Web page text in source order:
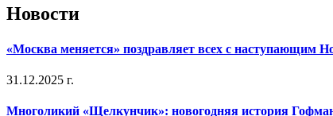
Новости
«Москва меняется» поздравляет всех с наступающим
31.12.2025 г.
Многоликий «Щелкунчик»: новогодняя история